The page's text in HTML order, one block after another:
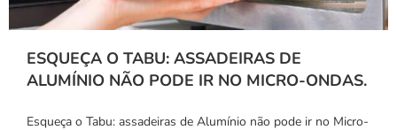
ESQUEÇA O TABU: ASSADEIRAS DE
ALUMÍNIO NÃO PODE IR NO MICRO-ONDAS.
Esqueça o Tabu: assadeiras de Alumínio não pode ir no Micro-